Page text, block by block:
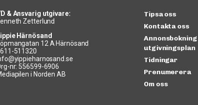
& Ansvarig utgivare:
Zetterlund
Härnösand
12 A Härnösand
511320
nr: 556599-6906
i Norden AB
Tipsa oss
Kontakta oss
Annonsbokning
utgivningsplan
Tidningar
Prenumerera
Om oss